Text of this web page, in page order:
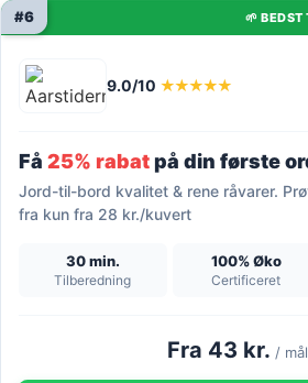
🌱
#6
9.0/10 ★★★★★
Få 25% rabatpå din første
Jord-til-bord kvalitet & rene råvarer.
fra kun fra 28 kr./kuvert
30 min.
Tilberedning
100% Øko
Certificeret
Fra 43 kr. /